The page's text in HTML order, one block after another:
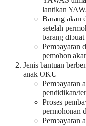
lantikan
Barang akan
setelah
barang dibuat
Pembayaran
pemohon
Jenis bantuan
anak OKU
Pembayaran
pendidikan/
Proses
permohonan
Pembayaran